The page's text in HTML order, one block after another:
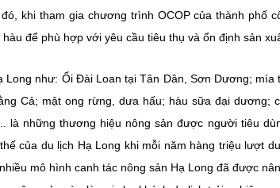
khi tham gia chương trình OCOP của thành phố
để phù hợp với yêu cầu tiêu thụ và ổn định sản
Long như: Ổi Đài Loan tại Tân Dân, Sơn Dương;
Cả; mật ong rừng, dưa hấu; hàu sữa đại dương;
là những thương hiệu nông sản được người tiêu
của du lịch Hạ Long khi mỗi năm hàng triệu lượt
mô hình canh tác nông sản Hạ Long đã được